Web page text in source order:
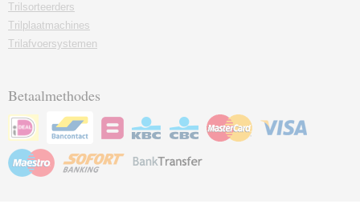
Trilsorteerders
Trilplaatmachines
Trilafvoersystemen
Betaalmethodes